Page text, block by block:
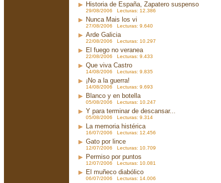
Historia de España, Zapatero suspenso
29/08/2006 Lecturas: 12.386
Nunca Mais los vi
27/08/2006 Lecturas: 9.640
Arde Galicia
22/08/2006 Lecturas: 10.297
El fuego no veranea
22/08/2006 Lecturas: 9.433
Que viva Castro
14/08/2006 Lecturas: 9.835
¡No a la guerra!
14/08/2006 Lecturas: 9.693
Blanco y en botella
05/08/2006 Lecturas: 10.247
Y para terminar de descansar...
05/08/2006 Lecturas: 9.314
La memoria histérica
16/07/2006 Lecturas: 12.456
Gato por lince
12/07/2006 Lecturas: 10.709
Permiso por puntos
12/07/2006 Lecturas: 10.081
El muñeco diabólico
06/07/2006 Lecturas: 14.006